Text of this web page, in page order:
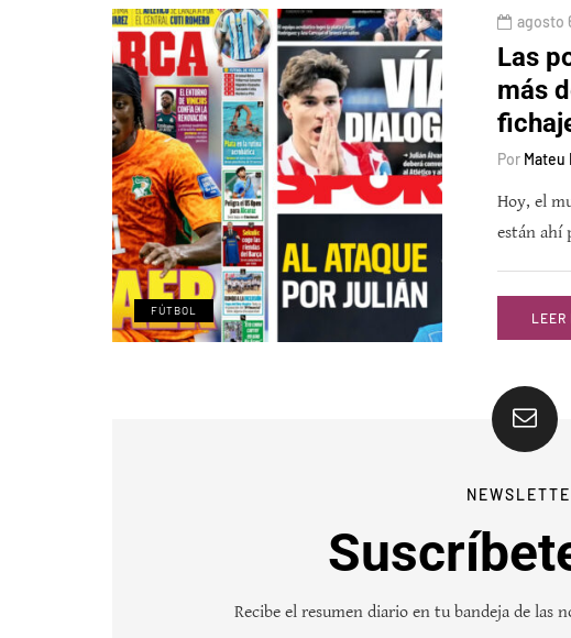
FÚTBOL
agosto
Las
más
Por Mateu
Hoy, el
están ahí
LEER
Recibe el resumen diario en tu bandeja de las